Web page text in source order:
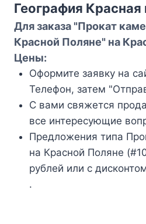
География
Для заказа "Прокат
Красной Поляне" на
Цены:
Оформите заявку на
Телефон, затем
С вами свяжется
все интересующие
Предложения типа
на Красной Поляне
рублей или с
.